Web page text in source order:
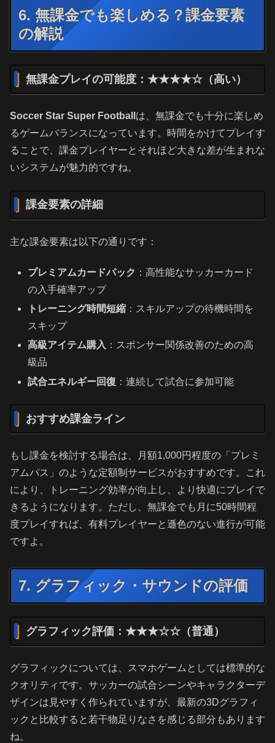
6. 無課金でも楽しめる？課金要素
の解説
無課金プレイの可能度：★★★★☆（高い）
Soccer Star Super Football は、無課金でも十分に楽しめ
るゲームバランスになっています。時間をかけてプレイす
ることで、課金プレイヤーとそれほど大きな差が生まれな
いシステムが魅力的ですね。
課金要素の詳細
主な課金要素は以下の通りです：
プレミアムカードパック ：高性能なサッカーカード
の入手確率アップ
トレーニング時間短縮 ：スキルアップの待機時間を
スキップ
高級アイテム購入 ：スポンサー関係改善のための高
級品
試合エネルギー回復 ：連続して試合に参加可能
おすすめ課金ライン
もし課金を検討する場合は、月額1,000円程度の「プレミ
アムパス」のような定額制サービスがおすすめです。これ
により、トレーニング効率が向上し、より快適にプレイで
きるようになります。ただし、無課金でも月に50時間程
度プレイすれば、有料プレイヤーと遜色のない進行が可能
ですよ。
7. グラフィック・サウンドの評価
グラフィック評価：★★★☆☆（普通）
グラフィックについては、スマホゲームとしては標準的な
クオリティです。サッカーの試合シーンやキャラクターデ
ザインは見やすく作られていますが、最新の3Dグラフィ
ックと比較すると若干物足りなさを感じる部分もあります
ね。